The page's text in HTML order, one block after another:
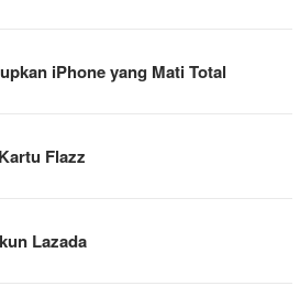
iPhone yang Mati Total
Flazz
Lazada